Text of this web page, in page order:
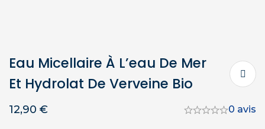
Eau Micellaire À L’eau De Mer
Et Hydrolat De Verveine Bio
12,90 € 0 avis